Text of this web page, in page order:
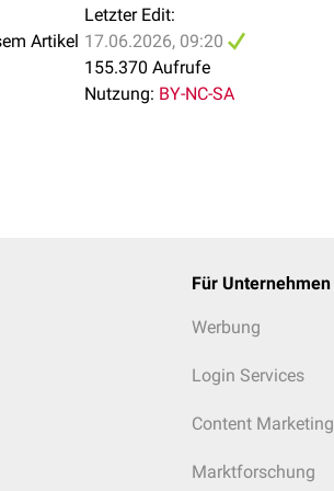
Artikel
Letzter Edit:
17.06.2026, 09:20
155.370 Aufrufe
Nutzung: BY-NC-SA
Für Unternehmen
Werbung
Login Services
Content Marketing
Marktforschung